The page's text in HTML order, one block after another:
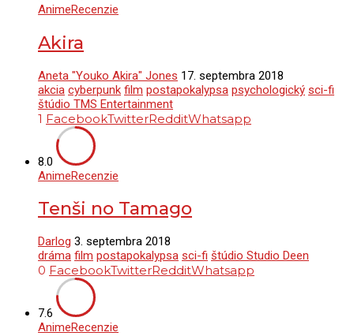
AnimeRecenzie
Akira
Aneta "Youko Akira" Jones 17. septembra 2018
akcia cyberpunk film postapokalypsa psychologický sci-fi
štúdio TMS Entertainment
1 FacebookTwitterRedditWhatsapp
8.0
AnimeRecenzie
Tenši no Tamago
Darlog 3. septembra 2018
dráma film postapokalypsa sci-fi štúdio Studio Deen
0 FacebookTwitterRedditWhatsapp
7.6
AnimeRecenzie